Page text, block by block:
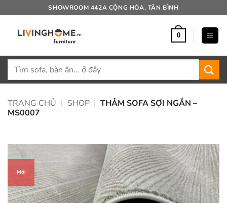
qua
SHOWROOM 442A CỘNG HÒA, TÂN BÌNH
0
Tìm
TRANG CHỦ | SHOP | THẢM SOFA SỢI NGẮN –
MS0007
Mới